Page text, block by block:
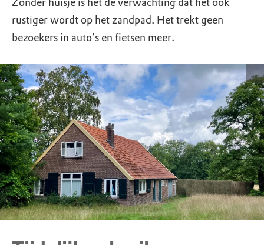
rustiger wordt op het zandpad. Het trekt geen
bezoekers in auto’s en fietsen meer.